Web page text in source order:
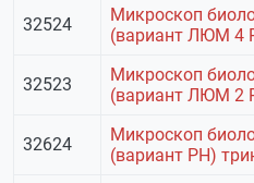
32524
Микроскоп
(вариант ЛЮМ 4
32523
Микроскоп
(вариант ЛЮМ 2
32624
Микроскоп
(вариант РН)